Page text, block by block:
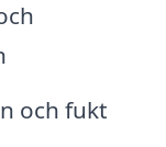
och fukt